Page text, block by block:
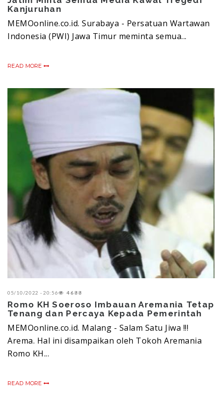
Kanjuruhan
MEMOonline.co.id. Surabaya - Persatuan Wartawan
Indonesia (PWI) Jawa Timur meminta semua...
READ MORE
05/10/2022 - 20:56 4688
Romo KH Soeroso Imbauan Aremania Tetap
Tenang dan Percaya Kepada Pemerintah
MEMOonline.co.id. Malang - Salam Satu Jiwa !!!
Arema. Hal ini disampaikan oleh Tokoh Aremania
Romo KH...
READ MORE